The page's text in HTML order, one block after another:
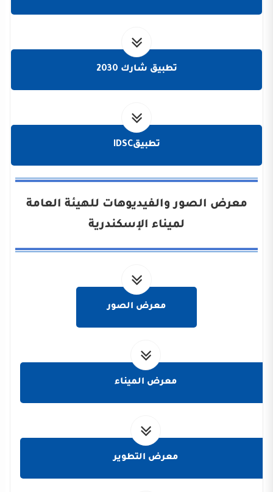
تطبيق شارك 2030
تطبيقIDSC
معرض الصور والفيديوهات للهيئة العامة
لميناء الإسكندرية
معرض الصور
معرض الميناء
معرض التطوير